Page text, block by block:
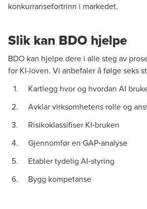
konkurransefortrinn i markedet.
Slik kan BDO hjelpe
BDO kan hjelpe dere i alle steg av
for KI-loven. Vi anbefaler å følge seks
Kartlegg hvor og hvordan AI
Avklar virksomhetens rolle og
Risikoklassifiser KI‑bruken
Gjennomfør en GAP‑analyse
Etabler tydelig AI‑styring
Bygg kompetanse